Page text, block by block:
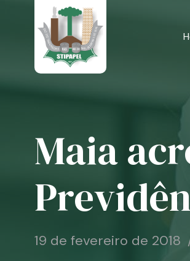
Maia
19 de fevereiro de 2018